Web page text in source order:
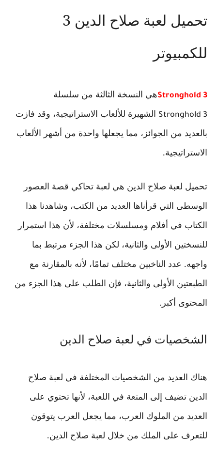
تحميل لعبة صلاح الدين 3
للكمبيوتر
Stronghold 3هي النسخة الثالثة من سلسلة
Stronghold 3 الشهيرة للألعاب الاستراتيجية، وقد فازت
بالعديد من الجوائز، مما يجعلها واحدة من أشهر الألعاب
الاستراتيجية.
تحميل لعبة صلاح الدين هي لعبة تحاكي قصة العصور
الوسطى التي قرأناها العديد من الكتب، وشاهدنا هذا
الكتاب في أفلام ومسلسلات مختلفة، لأن هذا استمرار
للنسختين الأولى والثانية، لكن هذا الجزء مرتبط بما
واجهه. عدد الناخبين مختلف تمامًا، لأنه بالمقارنة مع
الطبعتين الأولى والثانية، فإن الطلب على هذا الجزء من
المحتوى أكبر.
الشخصيات في لعبة صلاح الدين
هناك العديد من الشخصيات المختلفة في لعبة صلاح
الدين تضيف إلى المتعة في اللعبة، لأنها تحتوي على
العديد من الملوك العرب، مما يجعل العرب يتوقون
للتعرف على الملك من خلال لعبة صلاح الدين.